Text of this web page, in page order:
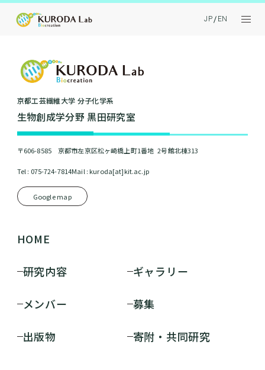
JP EN
京都⼯芸繊維⼤学 分⼦化学系
⽣物創成学分野 黒⽥研究室
〒606-8585 京都市左京区松ヶ崎橋上町1番地 2号館北棟313
Tel : 075-724-7814Mail : kuroda[at]kit.ac.jp
Google map
HOME
研究内容
メンバー
出版物
ギャラリー
募集
寄附・共同研究